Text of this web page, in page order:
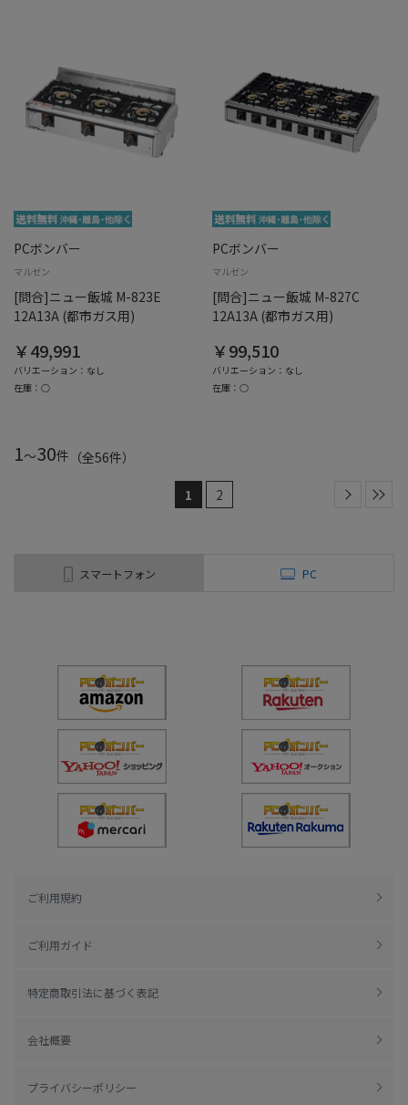
PCボンバー
マルゼン
[問合]ニュー飯城 M-823E
12A13A (都市ガス用)
￥49,991
バリエーション：なし
在庫：○
PCボンバー
マルゼン
[問合]ニュー飯城 M-827C
12A13A (都市ガス用)
￥99,510
バリエーション：なし
在庫：○
1～30件 （全56件）
1 2
スマートフォン PC
ご利用規約
ご利用ガイド
特定商取引法に基づく表記
会社概要
プライバシーポリシー